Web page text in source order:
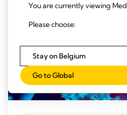
You are currently viewing
Please choose:
Stay on Belgium
Go to Global